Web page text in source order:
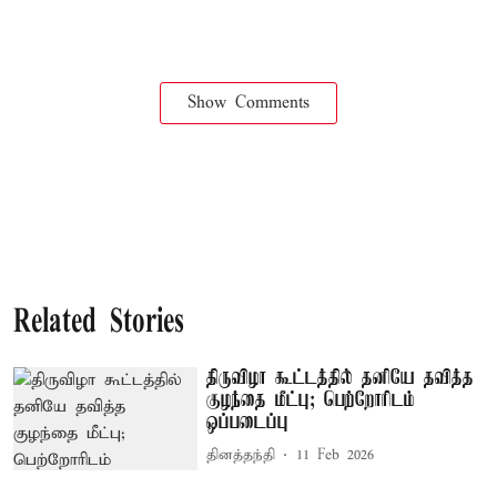
Show Comments
Related Stories
திருவிழா கூட்டத்தில் தனியே தவித்த
குழந்தை மீட்பு; பெற்றோரிடம்
ஒப்படைப்பு
தினத்தந்தி 11 Feb 2026